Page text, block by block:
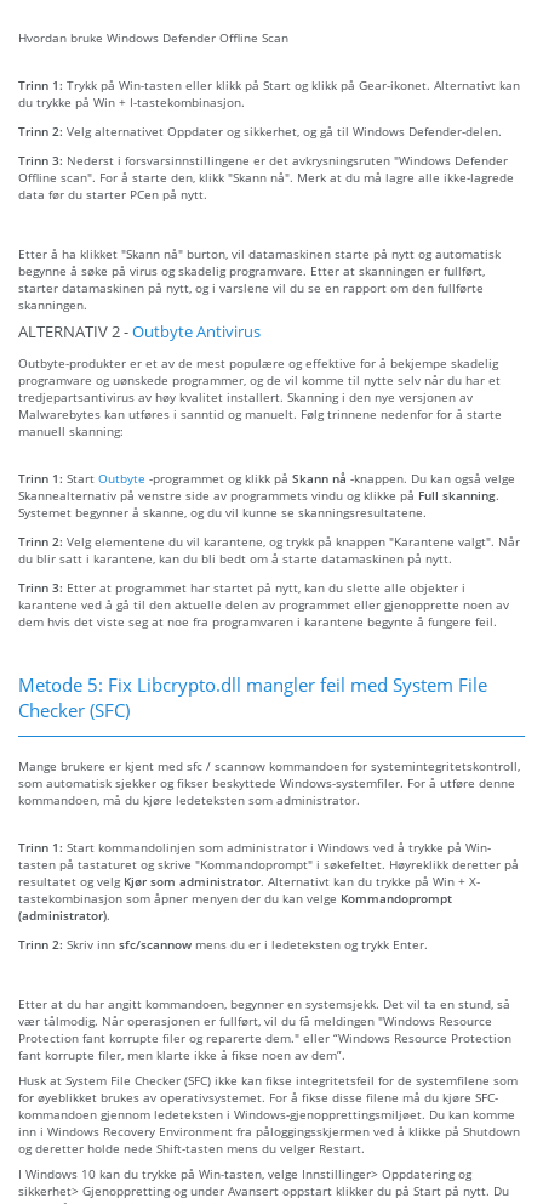
Hvordan bruke Windows Defender Offline Scan
Trinn 1: Trykk på Win-tasten eller klikk på Start og klikk på Gear-ikonet. Alternativt kan
du trykke på Win + I-tastekombinasjon.
Trinn 2: Velg alternativet Oppdater og sikkerhet, og gå til Windows Defender-delen.
Trinn 3: Nederst i forsvarsinnstillingene er det avkrysningsruten "Windows Defender
Offline scan". For å starte den, klikk "Skann nå". Merk at du må lagre alle ikke-lagrede
data før du starter PCen på nytt.
Etter å ha klikket "Skann nå" burton, vil datamaskinen starte på nytt og automatisk
begynne å søke på virus og skadelig programvare. Etter at skanningen er fullført,
starter datamaskinen på nytt, og i varslene vil du se en rapport om den fullførte
skanningen.
ALTERNATIV 2 -Outbyte Antivirus
Outbyte-produkter er et av de mest populære og effektive for å bekjempe skadelig
programvare og uønskede programmer, og de vil komme til nytte selv når du har et
tredjepartsantivirus av høy kvalitet installert. Skanning i den nye versjonen av
Malwarebytes kan utføres i sanntid og manuelt. Følg trinnene nedenfor for å starte
manuell skanning:
Trinn 1: Start Outbyte -programmet og klikk på Skann nå -knappen. Du kan også velge
Skannealternativ på venstre side av programmets vindu og klikke på Full skanning.
Systemet begynner å skanne, og du vil kunne se skanningsresultatene.
Trinn 2: Velg elementene du vil karantene, og trykk på knappen "Karantene valgt". Når
du blir satt i karantene, kan du bli bedt om å starte datamaskinen på nytt.
Trinn 3: Etter at programmet har startet på nytt, kan du slette alle objekter i
karantene ved å gå til den aktuelle delen av programmet eller gjenopprette noen av
dem hvis det viste seg at noe fra programvaren i karantene begynte å fungere feil.
Metode 5: Fix Libcrypto.dll mangler feil med System File
Checker (SFC)
Mange brukere er kjent med sfc / scannow kommandoen for systemintegritetskontroll,
som automatisk sjekker og fikser beskyttede Windows-systemfiler. For å utføre denne
kommandoen, må du kjøre ledeteksten som administrator.
Trinn 1: Start kommandolinjen som administrator i Windows ved å trykke på Win-
tasten på tastaturet og skrive "Kommandoprompt" i søkefeltet. Høyreklikk deretter på
resultatet og velg Kjør som administrator. Alternativt kan du trykke på Win + X-
tastekombinasjon som åpner menyen der du kan velge Kommandoprompt
(administrator).
Trinn 2: Skriv inn sfc/scannow mens du er i ledeteksten og trykk Enter.
Etter at du har angitt kommandoen, begynner en systemsjekk. Det vil ta en stund, så
vær tålmodig. Når operasjonen er fullført, vil du få meldingen "Windows Resource
Protection fant korrupte filer og reparerte dem." eller “Windows Resource Protection
fant korrupte filer, men klarte ikke å fikse noen av dem”.
Husk at System File Checker (SFC) ikke kan fikse integritetsfeil for de systemfilene som
for øyeblikket brukes av operativsystemet. For å fikse disse filene må du kjøre SFC-
kommandoen gjennom ledeteksten i Windows-gjenopprettingsmiljøet. Du kan komme
inn i Windows Recovery Environment fra påloggingsskjermen ved å klikke på Shutdown
og deretter holde nede Shift-tasten mens du velger Restart.
I Windows 10 kan du trykke på Win-tasten, velge Innstillinger> Oppdatering og
sikkerhet> Gjenoppretting og under Avansert oppstart klikker du på Start på nytt. Du